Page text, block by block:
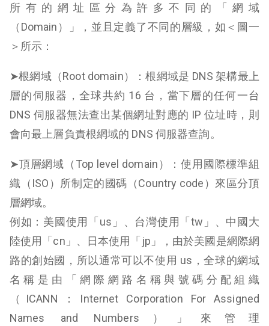
所有的網址區分為許多不同的「網域
（Domain）」，並且定義了不同的層級，如＜圖一
＞所示：
➤根網域（Root domain）：根網域是 DNS 架構最上
層的伺服器，全球共約 16 台，當下層的任何一台
DNS 伺服器無法查出某個網址對應的 IP 位址時，則
會向最上層負責根網域的 DNS 伺服器查詢。
➤頂層網域（Top level domain）：使用國際標準組
織（ISO）所制定的國碼（Country code）來區分頂
層網域。
例如：美國使用「us」、台灣使用「tw」、中國大
陸使用「cn」、日本使用「jp」，由於美國是網際網
路的創始國，所以通常可以不使用 us，全球的網域
名稱是由「網際網路名稱與號碼分配組織
（ICANN：Internet Corporation For Assigned
Names and Numbers）」來管理